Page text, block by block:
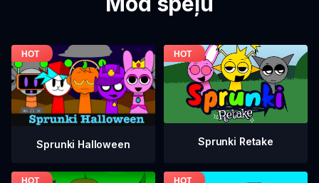
Sprunki Halloween Sprunki Retake